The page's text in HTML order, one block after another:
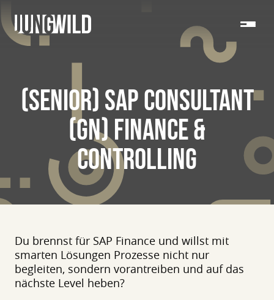
(SENIOR) SAP CONSULTANT
(GN) FINANCE &
CONTROLLING
Du brennst für SAP Finance und willst mit
smarten Lösungen Prozesse nicht nur
begleiten, sondern vorantreiben und auf das
nächste Level heben?